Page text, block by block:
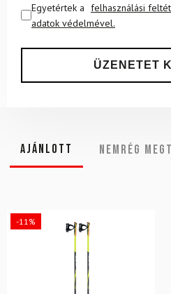
Egyetértek a felhasználási
adatok védelmével.
Ajánlott NEMRÉG
-11%